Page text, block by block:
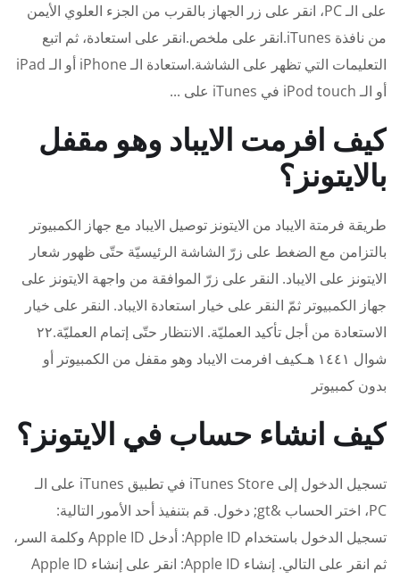
على الـ PC، انقر على زر الجهاز بالقرب من الجزء العلوي الأيمن
من نافذة iTunes.انقر على ملخص.انقر على استعادة، ثم اتبع
التعليمات التي تظهر على الشاشة.استعادة الـ iPhone أو الـ iPad
أو الـ iPod touch في iTunes على ...
كيف افرمت الايباد وهو مقفل
بالايتونز؟
طريقة فرمتة الايباد من الايتونز توصيل الايباد مع جهاز الكمبيوتر
بالتزامن مع الضغط على زرّ الشاشة الرئيسيّة حتّى ظهور شعار
الايتونز على الايباد. النقر على زرّ الموافقة من واجهة الايتونز على
جهاز الكمبيوتر ثمّ النقر على خيار استعادة الايباد. النقر على خيار
الاستعادة من أجل تأكيد العمليّة. الانتظار حتّى إتمام العمليّة.٢٢
شوال ١٤٤١ هـكيف افرمت الايباد وهو مقفل من الكمبيوتر أو
بدون كمبيوتر
كيف انشاء حساب في الايتونز؟
تسجيل الدخول إلى iTunes Store في تطبيق iTunes على الـ
PC، اختر الحساب &gt; دخول. قم بتنفيذ أحد الأمور التالية:
تسجيل الدخول باستخدام Apple ID: أدخل Apple ID وكلمة السر،
ثم انقر على التالي. إنشاء Apple ID: انقر على إنشاء Apple ID